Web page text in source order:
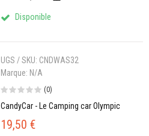
Disponible
UGS / SKU: CNDWAS32
Marque: N/A
(0)
CandyCar - Le Camping car Olympic
19,50 €